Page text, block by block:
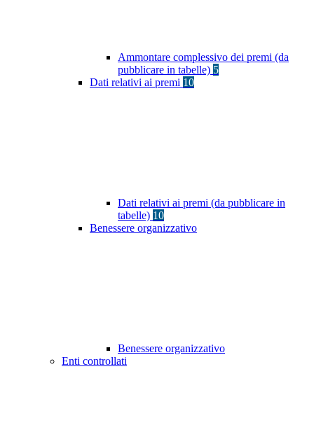
Ammontare complessivo dei premi (da
pubblicare in tabelle) 5
Dati relativi ai premi 10
Dati relativi ai premi (da pubblicare in
tabelle) 10
Benessere organizzativo
Benessere organizzativo
Enti controllati